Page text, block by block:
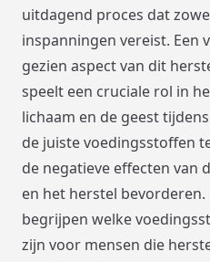
uitdagend proces dat
inspanningen vereist. Een
gezien aspect van dit
speelt een cruciale rol in
lichaam en de geest
de juiste voedingsstoffen
de negatieve effecten van
en het herstel
begrijpen welke
zijn voor mensen die